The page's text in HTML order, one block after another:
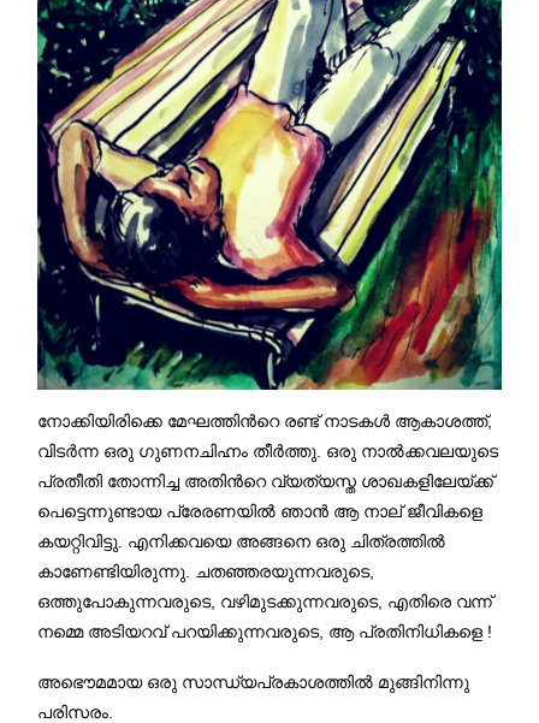
നോക്കിയിരിക്കെ മേഘത്തിന്‍റെ രണ്ട് നാടകള്‍ ആകാശത്ത്,
വിടര്‍ന്ന ഒരു ഗുണനചിഹ്നം തീര്‍ത്തു. ഒരു നാല്‍ക്കവലയുടെ
പ്രതീതി തോന്നിച്ച അതിന്‍റെ വ്യത്യസ്ത ശാഖകളിലേയ്ക്ക്
പെട്ടെന്നുണ്ടായ പ്രേരണയില്‍ ഞാന്‍ ആ നാല് ജീവികളെ
കയറ്റിവിട്ടു. എനിക്കവയെ അങ്ങനെ ഒരു ചിത്രത്തില്‍
കാണേണ്ടിയിരുന്നു. ചതഞ്ഞരയുന്നവരുടെ,
ഒത്തുപോകുന്നവരുടെ, വഴിമുടക്കുന്നവരുടെ, എതിരെ വന്ന്
നമ്മെ അടിയറവ് പറയിക്കുന്നവരുടെ, ആ പ്രതിനിധികളെ !
അഭൌമമായ ഒരു സാന്ധ്യപ്രകാശത്തില്‍ മുങ്ങിനിന്നു
പരിസരം.